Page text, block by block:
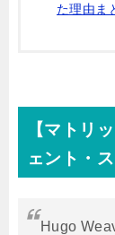
た理由ま
【マトリ
ェント・
Hugo